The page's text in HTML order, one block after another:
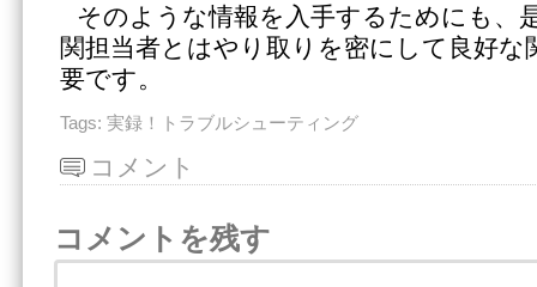
そのような情報を入手するためにも、
関担当者とはやり取りを密にして良好な
要です。
Tags: 実録！トラブルシューティング
コメント
コメントを残す